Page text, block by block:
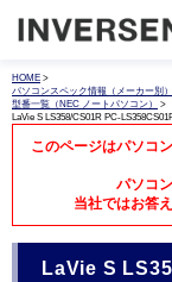
HOME >
パソコンスペック情報（メーカー別）
型番一覧（NEC ノートパソコン）
>
LaVie S LS358/CS01R PC-
このページはパソコ
パソコ
当社ではお答
LaVie S